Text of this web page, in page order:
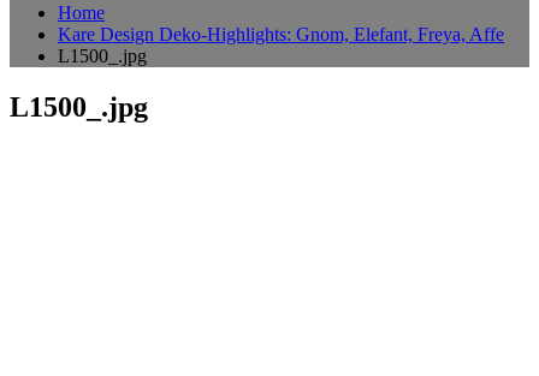
Home
Kare Design Deko-Highlights: Gnom, Elefant, Freya, Affe
L1500_.jpg
L1500_.jpg